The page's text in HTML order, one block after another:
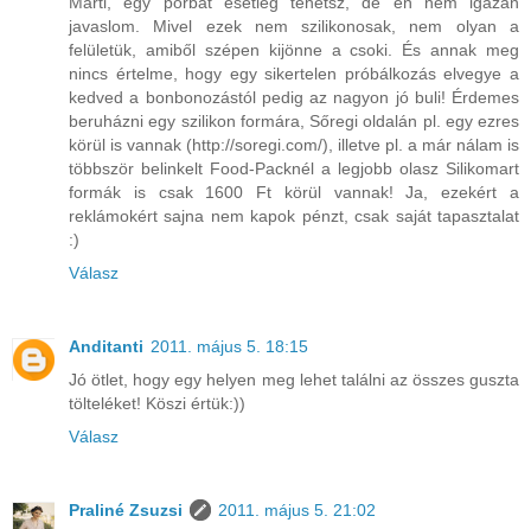
javaslom. Mivel ezek nem szilikonosak, nem olyan a
felületük, amiből szépen kijönne a csoki. És annak meg
nincs értelme, hogy egy sikertelen próbálkozás elvegye a
kedved a bonbonozástól pedig az nagyon jó buli! Érdemes
beruházni egy szilikon formára, Sőregi oldalán pl. egy ezres
körül is vannak (http://soregi.com/), illetve pl. a már nálam is
többször belinkelt Food-Packnél a legjobb olasz Silikomart
formák is csak 1600 Ft körül vannak! Ja, ezekért a
reklámokért sajna nem kapok pénzt, csak saját tapasztalat
:)
Válasz
Anditanti 2011. május 5. 18:15
Jó ötlet, hogy egy helyen meg lehet találni az összes guszta
tölteléket! Köszi értük:))
Válasz
Praliné Zsuzsi
2011. május 5. 21:02